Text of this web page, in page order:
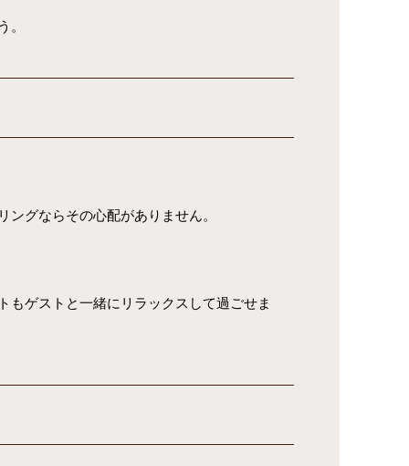
。
グならその心配がありません。
もゲストと一緒にリラックスして過ごせま